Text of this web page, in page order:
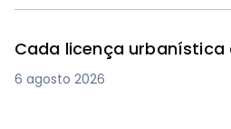
Cada licença urbanística
6 agosto 2026